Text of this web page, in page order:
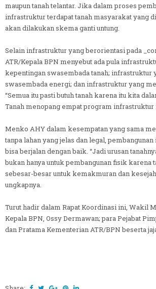
maupun tanah telantar. Jika dalam proses
infrastruktur terdapat tanah masyarakat yang
akan dilakukan skema ganti untung.
Selain infrastruktur yang berorientasi pada
ATR/Kepala BPN menyebut ada pula
kepentingan swasembada tanah; infrastruktur
swasembada energi; dan infrastruktur yang
“Semua itu pasti butuh tanah karena itu kita
Tanah menopang empat program infrastruktur
Menko AHY dalam kesempatan yang sama
tanpa lahan yang jelas dan legal,
bisa berjalan dengan baik. “Jadi urusan
bukan hanya untuk pembangunan fisik karena
sebesar-besar untuk kemakmuran dan
ungkapnya.
Turut hadir dalam Rapat Koordinasi ini, Wakil
Kepala BPN, Ossy Dermawan; para Pejabat
dan Pratama Kementerian ATR/BPN beserta